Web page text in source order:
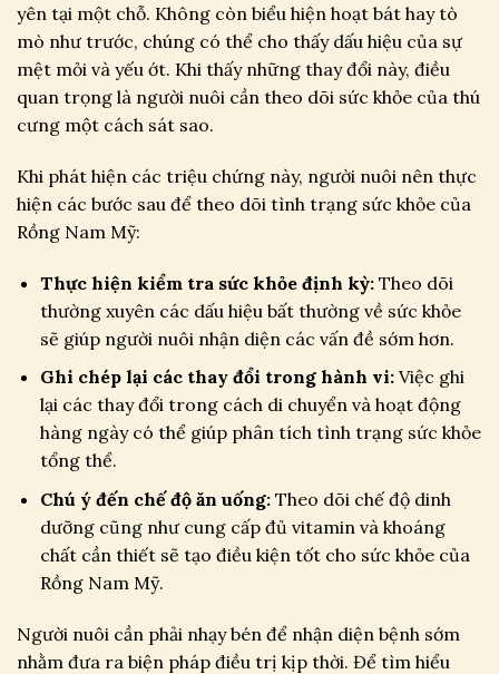
yên tại một chỗ. Không còn biểu hiện hoạt bát hay tò
mò như trước, chúng có thể cho thấy dấu hiệu của sự
mệt mỏi và yếu ớt. Khi thấy những thay đổi này, điều
quan trọng là người nuôi cần theo dõi sức khỏe của thú
cưng một cách sát sao.
Khi phát hiện các triệu chứng này, người nuôi nên thực
hiện các bước sau để theo dõi tình trạng sức khỏe của
Rồng Nam Mỹ:
Thực hiện kiểm tra sức khỏe định kỳ:Theo dõi
thường xuyên các dấu hiệu bất thường về sức khỏe
sẽ giúp người nuôi nhận diện các vấn đề sớm hơn.
Ghi chép lại các thay đổi trong hành vi:Việc ghi
lại các thay đổi trong cách di chuyển và hoạt động
hàng ngày có thể giúp phân tích tình trạng sức khỏe
tổng thể.
Chú ý đến chế độ ăn uống:Theo dõi chế độ dinh
dưỡng cũng như cung cấp đủ vitamin và khoáng
chất cần thiết sẽ tạo điều kiện tốt cho sức khỏe của
Rồng Nam Mỹ.
Người nuôi cần phải nhạy bén để nhận diện bệnh sớm
nhằm đưa ra biện pháp điều trị kịp thời. Để tìm hiểu